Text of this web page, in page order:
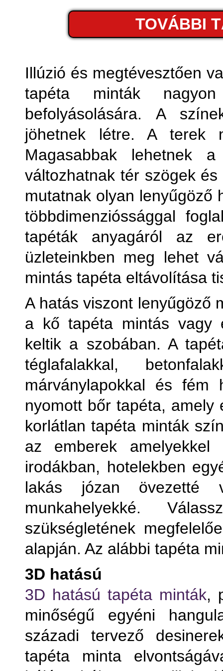
TOVÁBBI
Illúzió és megtévesztően
tapéta minták
befolyásolására. A
jöhetnek létre. A terek
Magasabbak lehetnek
változhatnak tér szögek
mutatnak olyan lenyűgöző
többdimenzióssággal
tapéták anyagáról az
üzleteinkben meg lehet
mintás tapéta eltávolítása
A hatás viszont lenyűgöző
a kő tapéta mintás vagy
keltik a szobában. A
téglafalakkal,
márványlapokkal és fém
nyomott bőr tapéta, amely
korlátlan tapéta minták
az emberek
irodákban, hotelekben
lakás józan övezetté
munkahelyekké.
szükségletének
alapján. Az alábbi tapéta
3D hatású
3D hatású tapéta minták,
minőségű egyéni
századi tervező
tapéta minta